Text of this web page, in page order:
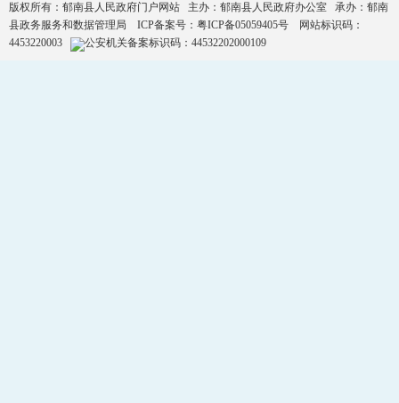
版权所有：郁南县人民政府门户网站 主办：郁南县人民政府办公室 承办：郁南
县政务服务和数据管理局 ICP备案号： 粤ICP备05059405号
网站标识码：
4453220003
公安机关备案标识码：44532202000109